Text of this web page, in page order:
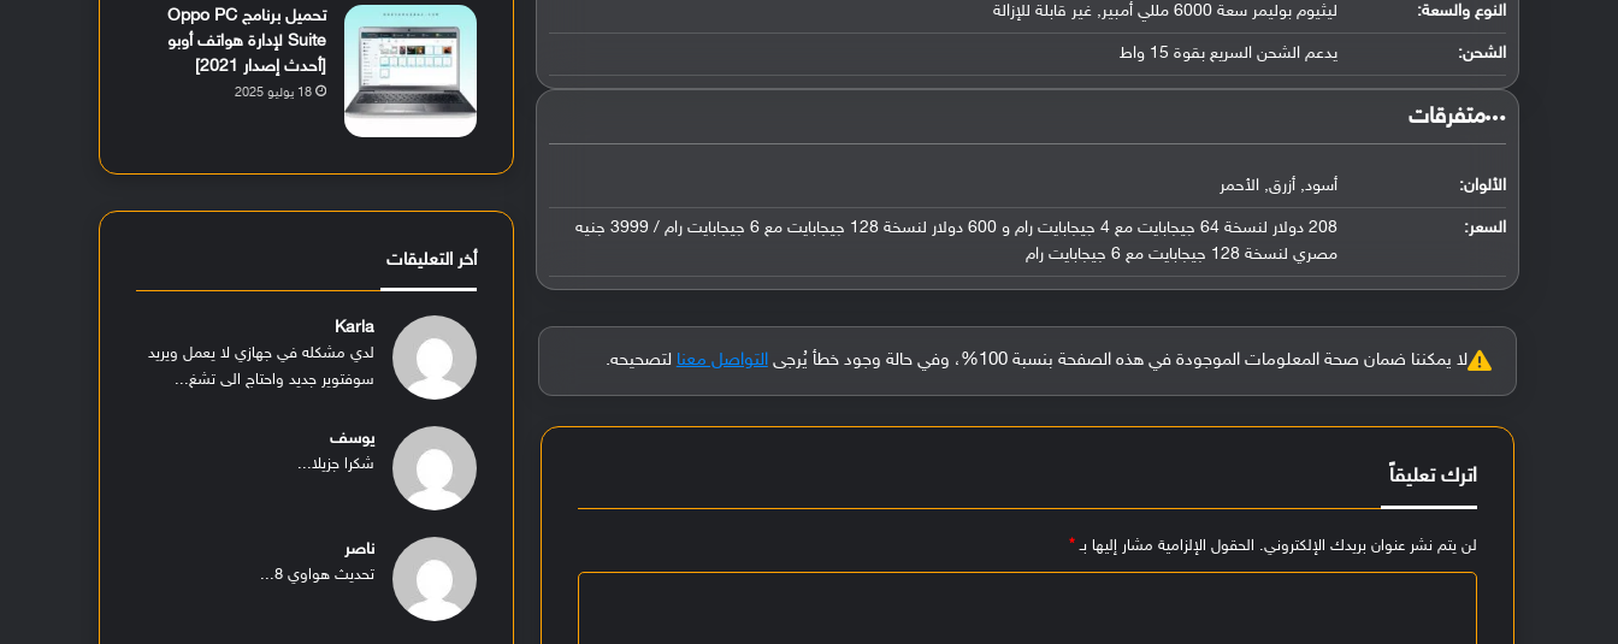
النوع والسعة: ليثيوم بوليمر سعة 6000 مللي أمبير, غير قابلة للإزالة
الشحن: يدعم الشحن السريع بقوة 15 واط
‏متفرقات‏
الألوان: أسود, أزرق, الأحمر
السعر:
208 دولار لنسخة 64 جيجابايت مع 4 جيجابايت رام و 600 دولار لنسخة 128 جيجابايت مع 6 جيجابايت رام / 3999 جنيه
مصري لنسخة 128 جيجابايت مع 6 جيجابايت رام
لا يمكننا ضمان صحة المعلومات الموجودة في هذه الصفحة بنسبة 100%، وفي حالة وجود خطأ يُرجى التواصل معنا لتصحيحه.
اترك تعليقاً
لن يتم نشر عنوان بريدك الإلكتروني. الحقول الإلزامية مشار إليها بـ*
تحميل برنامج Oppo PC
Suite لإدارة هواتف أوبو
[أحدث إصدار 2021]
18 يوليو 2025
أخر التعليقات
Karla
لدي مشكله في جهازي لا يعمل ويريد
سوفتوير جديد واحتاج الى تشغ...
يوسف
شكرا جزيلا...
ناصر
تحديث هواوي 8...